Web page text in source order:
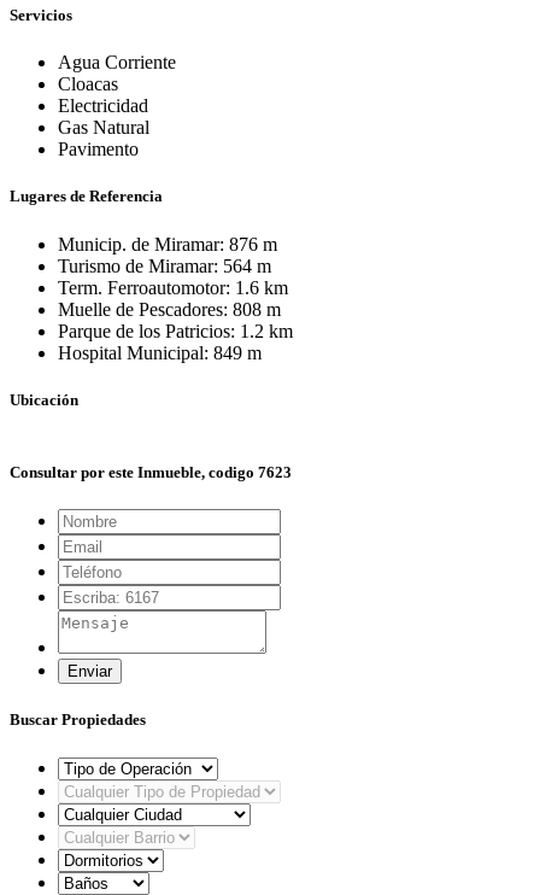
Servicios
Agua Corriente
Cloacas
Electricidad
Gas Natural
Pavimento
Lugares de Referencia
Municip. de Miramar: 876 m
Turismo de Miramar: 564 m
Term. Ferroautomotor: 1.6 km
Muelle de Pescadores: 808 m
Parque de los Patricios: 1.2 km
Hospital Municipal: 849 m
Ubicación
+
Consultar por este Inmueble, codigo 7623
Enviar
Buscar Propiedades